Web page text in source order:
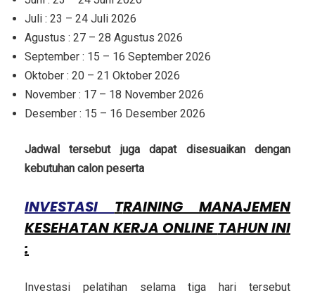
Juli : 23 – 24 Juli 2026
Agustus : 27 – 28 Agustus 2026
September : 15 – 16 September 2026
Oktober : 20 – 21 Oktober 2026
November : 17 – 18 November 2026
Desember : 15 – 16 Desember 2026
Jadwal tersebut juga dapat disesuaikan dengan
kebutuhan calon peserta
INVESTASI TRAINING MANAJEMEN
KESEHATAN KERJA ONLINE TAHUN INI
:
Investasi pelatihan selama tiga hari tersebut